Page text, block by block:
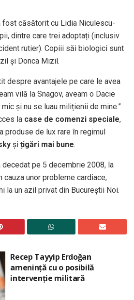
căsătorit cu Lidia Niculescu-
dintre care trei adoptați (inclusiv
rutier). Copiii săi biologici sunt
și Donca Mizil.
despre avantajele pe care le avea
vilă la Snagov, aveam o Dacie
și nu se luau milițienii de mine.”
la case de comenzi speciale,
produse de lux rare în regimul
și țigări mai bune.
pe 5 decembrie 2008, la
cauza unor probleme cardiace,
la un azil privat din Bucureștii Noi.
Recep Tayyip Erdoğan
amenință cu o posibilă
intervenție militară